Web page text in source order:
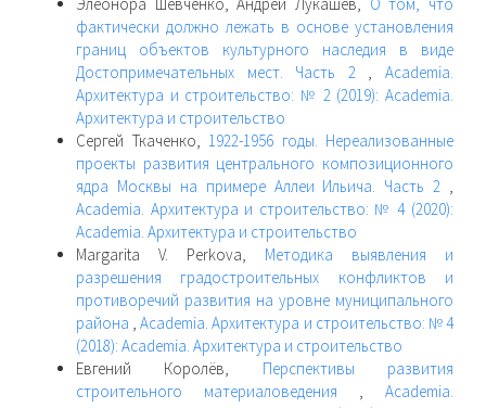
Элеонора Шевченко, Андрей Лукашев, О том, что
фактически должно лежать в основе установления
границ объектов культурного наследия в виде
Достопримечательных мест. Часть 2 ,Academia.
Архитектура и строительство: № 2 (2019): Academia.
Архитектура и строительство
Сергей Ткаченко, 1922-1956 годы. Нереализованные
проекты развития центрального композиционного
ядра Москвы на примере Аллеи Ильича. Часть 2 ,
Academia. Архитектура и строительство: № 4 (2020):
Academia. Архитектура и строительство
Margarita V. Perkova, Методика выявления и
разрешения градостроительных конфликтов и
противоречий развития на уровне муниципального
района ,Academia. Архитектура и строительство: № 4
(2018): Academia. Архитектура и строительство
Евгений Королёв, Перспективы развития
строительного материаловедения , Academia.